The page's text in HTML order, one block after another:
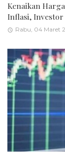
Kenaikan
Inflasi, Investor
Rabu, 04 Maret